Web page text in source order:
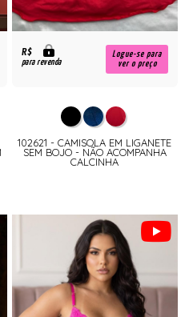
R$
para revenda
Logue-se para
ver o preço
102621 - CAMISOLA EM LIGANETE
SEM BOJO - NÃO ACOMPANHA
CALCINHA